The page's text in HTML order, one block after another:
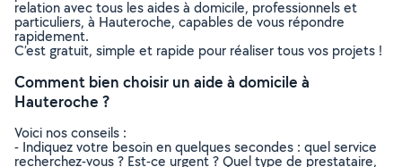
relation avec tous les aides à domicile, professionnels et
particuliers, à Hauteroche, capables de vous répondre
rapidement.
C’est gratuit, simple et rapide pour réaliser tous vos projets !
Comment bien choisir un aide à domicile à
Hauteroche ?
Voici nos conseils :
- Indiquez votre besoin en quelques secondes : quel service
recherchez-vous ? Est-ce urgent ? Quel type de prestataire,